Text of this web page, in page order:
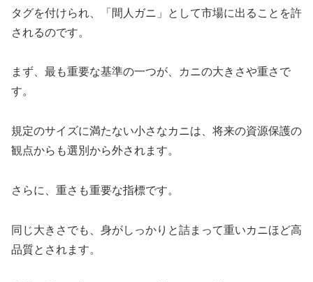
タグを付けられ、「間人ガニ」として市場に出ることを許
されるのです。
まず、最も重要な基準の一つが、カニの大きさや重さで
す。
規定のサイズに満たない小さなカニは、将来の資源保護の
観点からも選別から外されます。
さらに、重さも重要な指標です。
同じ大きさでも、身がしっかりと詰まって重いカニほど高
品質とされます。